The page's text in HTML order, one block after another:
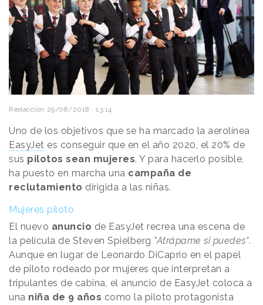
Redacción 29/08/2018 · 13:14
Uno de los objetivos que se ha marcado la aerolínea
EasyJet es conseguir que en el año 2020, el 20% de
sus pilotos sean mujeres. Y para hacerlo posible,
ha puesto en marcha una campaña de
reclutamiento dirigida a las niñas.
Mujeres piloto
El nuevo anuncio de EasyJet recrea una escena de
la película de Steven Spielberg "Atrápame si puedes".
Aunque en lugar de Leonardo DiCaprio en el papel
de piloto rodeado por mujeres que interpretan a
tripulantes de cabina, el anuncio de EasyJet coloca a
una niña de 9 años como la piloto protagonista